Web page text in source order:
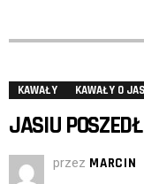
KAWAŁY KAWAŁY O
JASIU
przez MARCIN